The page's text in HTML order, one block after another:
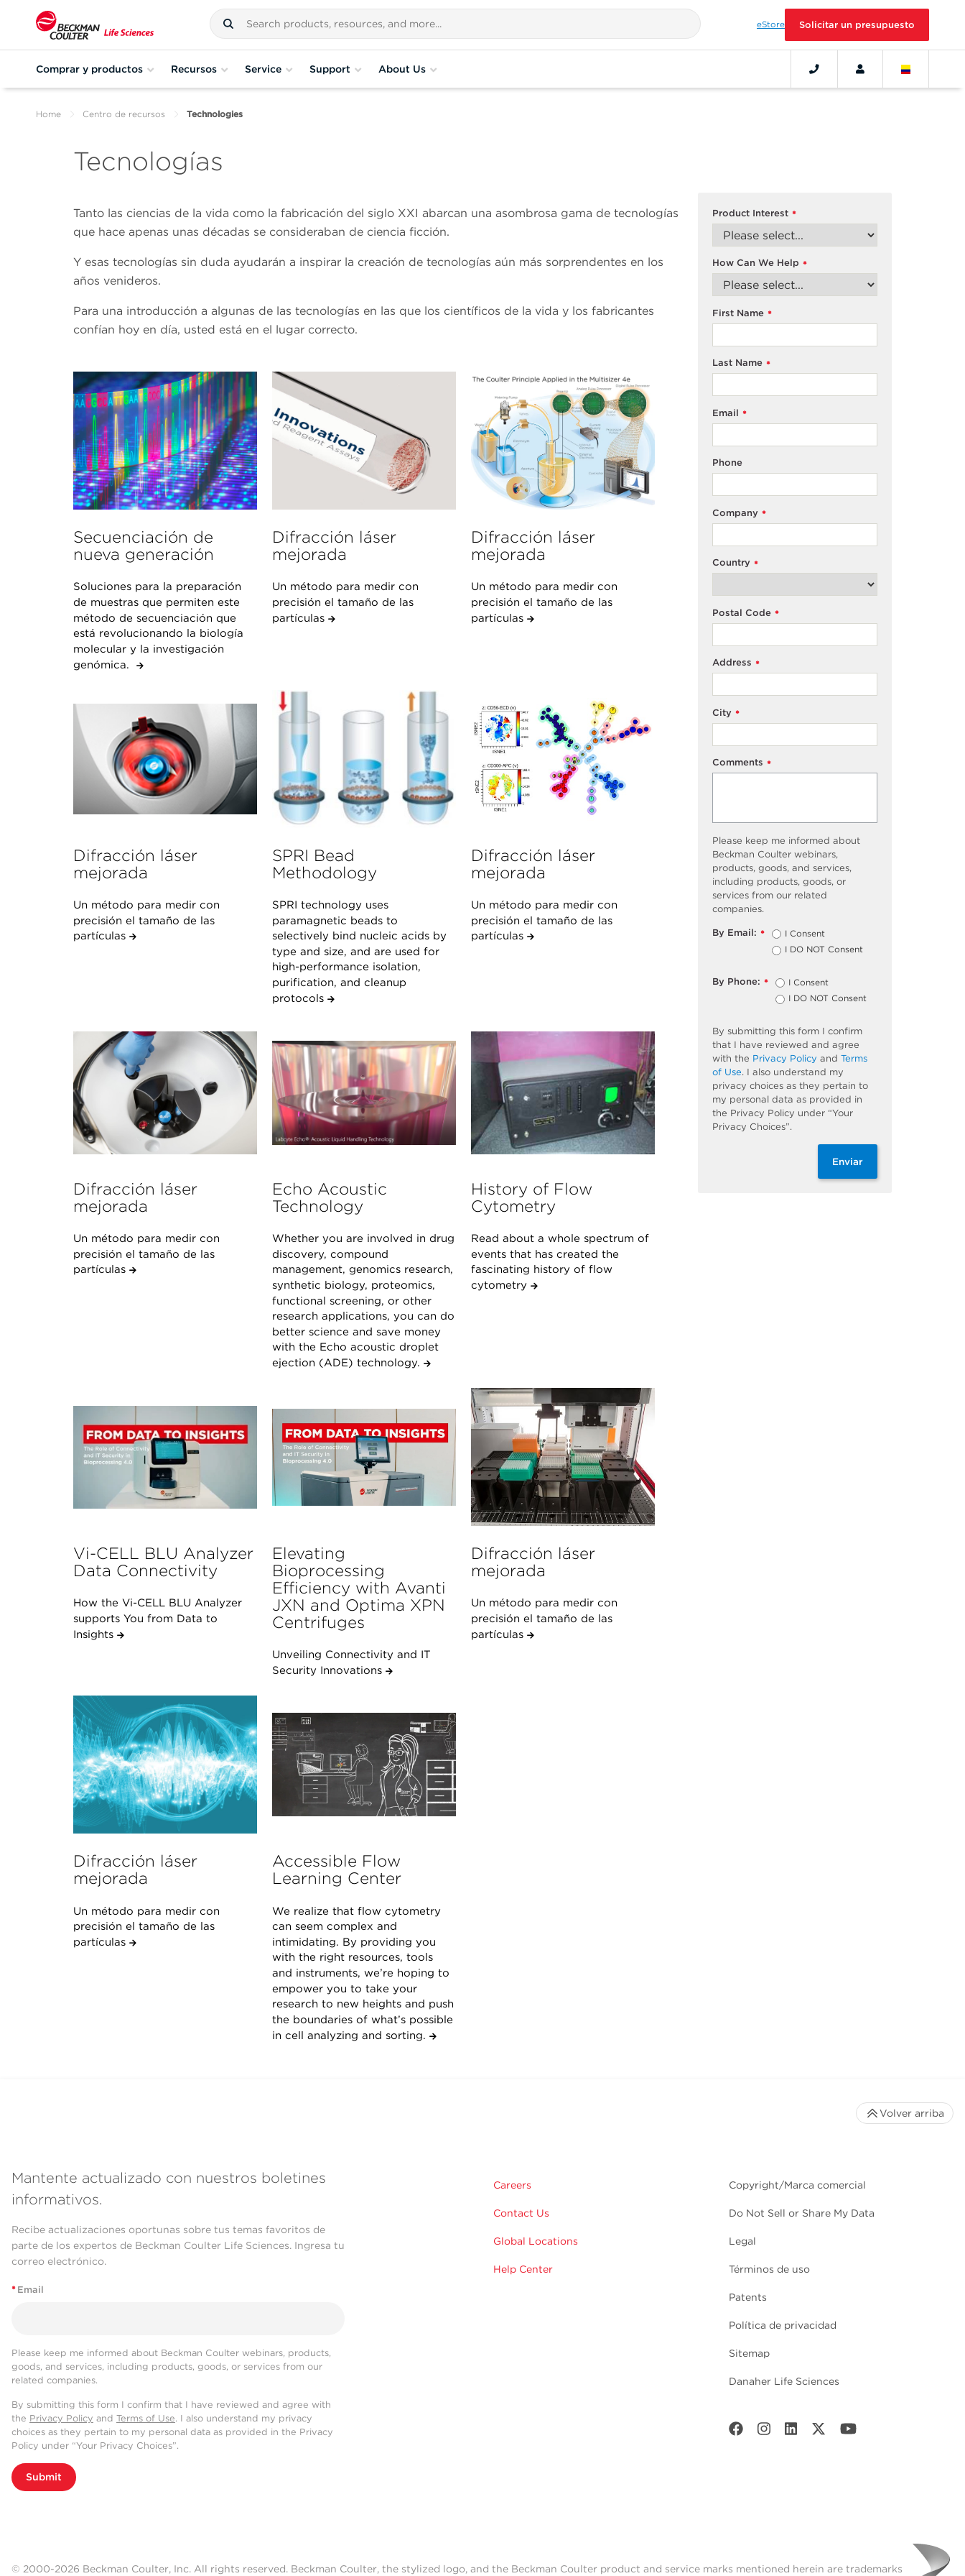
eStore Solicitar un presupuesto
Comprar y productos Recursos Service Support About Us
Home Centro de recursos Technologies
Tecnologías
Tanto las ciencias de la vida como la fabricación del siglo XXI abarcan una asombrosa gama de tecnologías
que hace apenas unas décadas se consideraban de ciencia ficción.
Y esas tecnologías sin duda ayudarán a inspirar la creación de tecnologías aún más sorprendentes en los
años venideros.
Para una introducción a algunas de las tecnologías en las que los científicos de la vida y los fabricantes
confían hoy en día, usted está en el lugar correcto.
Secuenciación de
nueva generación
Soluciones para la preparación
de muestras que permiten este
método de secuenciación que
está revolucionando la biología
molecular y la investigación
genómica.
Difracción láser
mejorada
Un método para medir con
precisión el tamaño de las
partículas
Difracción láser
mejorada
Un método para medir con
precisión el tamaño de las
partículas
Difracción láser
mejorada
Un método para medir con
precisión el tamaño de las
partículas
SPRI Bead
Methodology
SPRI technology uses
paramagnetic beads to
selectively bind nucleic acids by
type and size, and are used for
high-performance isolation,
purification, and cleanup
protocols
Difracción láser
mejorada
Un método para medir con
precisión el tamaño de las
partículas
Difracción láser
mejorada
Un método para medir con
precisión el tamaño de las
partículas
Echo Acoustic
Technology
Whether you are involved in drug
discovery, compound
management, genomics research,
synthetic biology, proteomics,
functional screening, or other
research applications, you can do
better science and save money
with the Echo acoustic droplet
ejection (ADE) technology.
History of Flow
Cytometry
Read about a whole spectrum of
events that has created the
fascinating history of flow
cytometry
Vi-CELL BLU Analyzer
Data Connectivity
How the Vi-CELL BLU Analyzer
supports You from Data to
Insights
Elevating
Bioprocessing
Efficiency with Avanti
JXN and Optima XPN
Centrifuges
Unveiling Connectivity and IT
Security Innovations
Difracción láser
mejorada
Un método para medir con
precisión el tamaño de las
partículas
Difracción láser
mejorada
Un método para medir con
precisión el tamaño de las
partículas
Accessible Flow
Learning Center
We realize that flow cytometry
can seem complex and
intimidating. By providing you
with the right resources, tools
and instruments, we’re hoping to
empower you to take your
research to new heights and push
the boundaries of what’s possible
in cell analyzing and sorting.
*
Product Interest
*
How Can We Help
*
First Name
*
Last Name
*
Email
Phone
*
Company
*
Country
*
Postal Code
*
Address
*
City
*
Comments
Please keep me informed about
Beckman Coulter webinars,
products, goods, and services,
including products, goods, or
services from our related
companies.
*
By Email:
I Consent
I DO NOT Consent
*
By Phone:
I Consent
I DO NOT Consent
By submitting this form I confirm
that I have reviewed and agree
with the Privacy Policy and Terms
of Use. I also understand my
privacy choices as they pertain to
my personal data as provided in
the Privacy Policy under “Your
Privacy Choices”.
Enviar
Mantente actualizado con nuestros boletines
informativos.
Recibe actualizaciones oportunas sobre tus temas favoritos de
parte de los expertos de Beckman Coulter Life Sciences. Ingresa tu
correo electrónico.
* Email
Please keep me informed about Beckman Coulter webinars, products,
goods, and services, including products, goods, or services from our
related companies.
By submitting this form I confirm that I have reviewed and agree with
the Privacy Policy and Terms of Use. I also understand my privacy
choices as they pertain to my personal data as provided in the Privacy
Policy under “Your Privacy Choices”.
Submit
Careers
Contact Us
Global Locations
Help Center
Copyright/Marca comercial
Do Not Sell or Share My Data
Legal
Términos de uso
Patents
Política de privacidad
Sitemap
Danaher Life Sciences
Volver arriba
© 2000-2026 Beckman Coulter, Inc. All rights reserved. Beckman Coulter, the stylized logo, and the Beckman Coulter product and service marks mentioned herein are trademarks